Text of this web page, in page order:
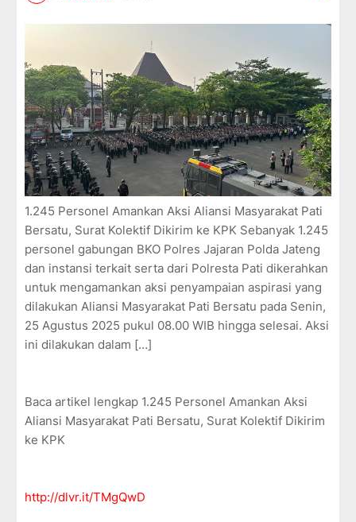
1.245 Personel Amankan Aksi Aliansi Masyarakat Pati
Bersatu, Surat Kolektif Dikirim ke KPK Sebanyak 1.245
personel gabungan BKO Polres Jajaran Polda Jateng
dan instansi terkait serta dari Polresta Pati dikerahkan
untuk mengamankan aksi penyampaian aspirasi yang
dilakukan Aliansi Masyarakat Pati Bersatu pada Senin,
25 Agustus 2025 pukul 08.00 WIB hingga selesai. Aksi
ini dilakukan dalam […]
Baca artikel lengkap 1.245 Personel Amankan Aksi
Aliansi Masyarakat Pati Bersatu, Surat Kolektif Dikirim
ke KPK
http://dlvr.it/TMgQwD